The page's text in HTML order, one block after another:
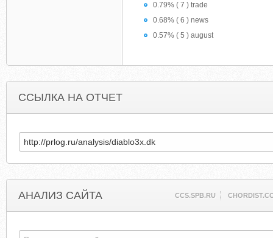
0.79% ( 7 ) trade
0.68% ( 6 ) news
0.57% ( 5 ) august
ССЫЛКА НА ОТЧЕТ
АНАЛИЗ САЙТА CCS.SPB.RU